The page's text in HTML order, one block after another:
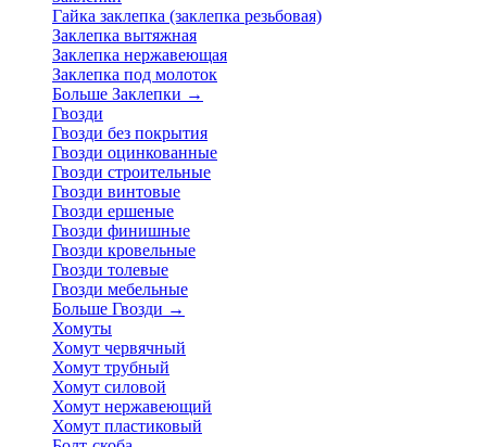
Гайка заклепка (заклепка резьбовая)
Заклепка вытяжная
Заклепка нержавеющая
Заклепка под молоток
Больше Заклепки →
Гвозди
Гвозди без покрытия
Гвозди оцинкованные
Гвозди строительные
Гвозди винтовые
Гвозди ершеные
Гвозди финишные
Гвозди кровельные
Гвозди толевые
Гвозди мебельные
Больше Гвозди →
Хомуты
Хомут червячный
Хомут трубный
Хомут силовой
Хомут нержавеющий
Хомут пластиковый